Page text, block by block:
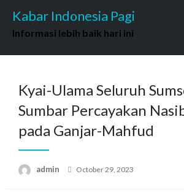
content
Kabar Indonesia Pagi
Informasi lebih baik hari ini
Kyai-Ulama Seluruh
Sumbar Percayakan
pada Ganjar-Mahfud
admin
Posted
October 29, 2023